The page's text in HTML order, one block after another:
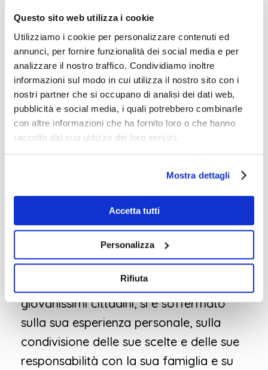
Questo sito web utilizza i cookie
Utilizziamo i cookie per personalizzare contenuti ed
annunci, per fornire funzionalità dei social media e per
analizzare il nostro traffico. Condividiamo inoltre
informazioni sul modo in cui utilizza il nostro sito con i
nostri partner che si occupano di analisi dei dati web,
pubblicità e social media, i quali potrebbero combinarle
con altre informazioni che ha fornito loro o che hanno
raccolto dal suo utilizzo dei loro servizi.
Mostra dettagli
Accetta tutti
Personalizza
Rifiuta
stanze di Palazzo Madama, per la visita
al Senato della Repubblica, con
particolare attenzione alla storia
senatoriale, dalla descrizione dei
celeberrimi affreschi di Cesare
Maccariai prestigiosi trascorsi medicei
del palazzo e alla gradita consegna
finale ad ognuno di una copia della
Costituzione, edita del Senato
medesimo.
Nella prima mattinata la classe ha
incontrato il Ministro per i Rapporti con
il ParlamentoFederico D’Incàche, in un
gradevole e coinvolgente dialogo con i
giovanissimi cittadini, si è soffermato
sulla sua esperienza personale, sulla
condivisione delle sue scelte e delle sue
responsabilità con la sua famiglia e su